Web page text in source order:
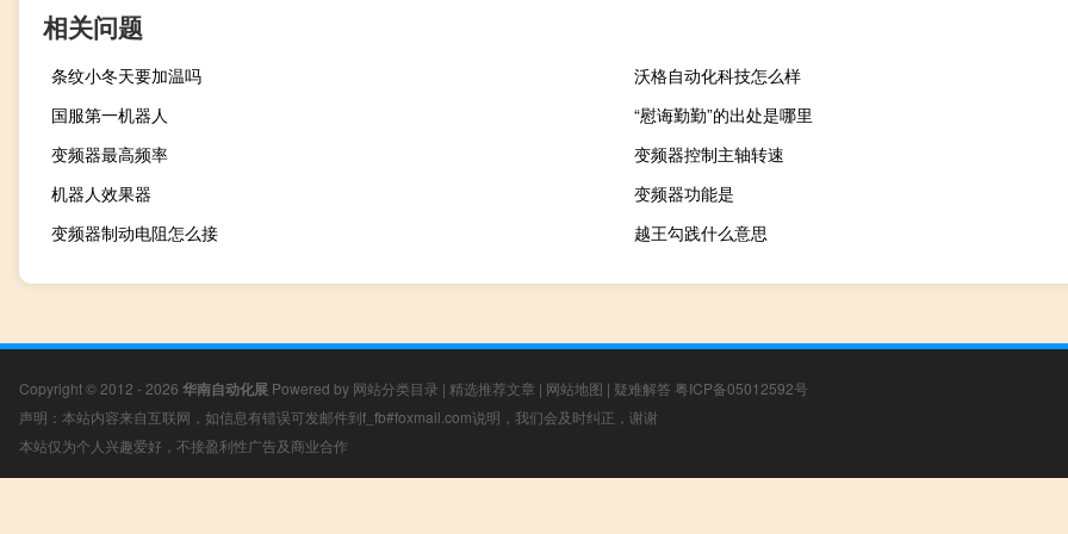
相关问题
条纹小冬天要加温吗
沃格自动化科技怎么样
国服第一机器人
“慰诲勤勤”的出处是哪里
变频器最高频率
变频器控制主轴转速
机器人效果器
变频器功能是
变频器制动电阻怎么接
越王勾践什么意思
Copyright © 2012 - 2026 华南自动化展 Powered by 网站分类目录 | 精选推荐文章 | 网站地图 | 疑难解答 粤ICP备05012592号
声明：本站内容来自互联网，如信息有错误可发邮件到f_fb#foxmail.com说明，我们会及时纠正，谢谢
本站仅为个人兴趣爱好，不接盈利性广告及商业合作